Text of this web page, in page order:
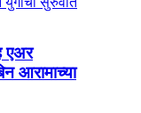
एअर
आरामाच्या